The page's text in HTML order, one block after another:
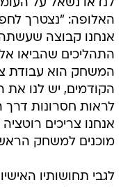
לנדאו נשאל על
האלופה: "נצטרך
אנחנו קבוצה
התהליכים שהביאו
המשחק הוא עבודת
הקודמים, יש לנו את
לראות חסרונות דרך
אנחנו צריכים
מוכנים למשחק
לגבי תחושותיו